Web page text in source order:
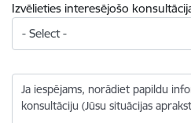
Izvēlieties interesējošo
Ja iespējams, norādiet papildu
konsultāciju (Jūsu situācijas